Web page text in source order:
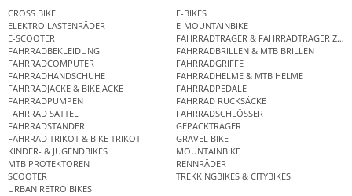
CROSS BIKE
E-BIKES
ELEKTRO LASTENRÄDER
E-MOUNTAINBIKE
E-SCOOTER
FAHRRADTRÄGER & FAHRRADTRÄGER
FAHRRADBEKLEIDUNG
FAHRRADBRILLEN & MTB BRILLEN
FAHRRADCOMPUTER
FAHRRADGRIFFE
FAHRRADHANDSCHUHE
FAHRRADHELME & MTB HELME
FAHRRADJACKE & BIKEJACKE
FAHRRADPEDALE
FAHRRADPUMPEN
FAHRRAD RUCKSÄCKE
FAHRRAD SATTEL
FAHRRADSCHLÖSSER
FAHRRADSTÄNDER
GEPÄCKTRÄGER
FAHRRAD TRIKOT & BIKE TRIKOT
GRAVEL BIKE
KINDER- & JUGENDBIKES
MOUNTAINBIKE
MTB PROTEKTOREN
RENNRÄDER
SCOOTER
TREKKINGBIKES & CITYBIKES
URBAN RETRO BIKES